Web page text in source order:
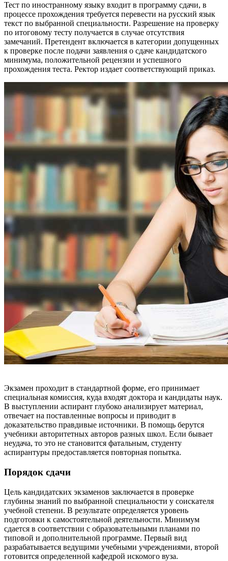
Тест по иностранному языку входит в программу сдачи, в
процессе прохождения требуется перевести на русский язык
текст по выбранной специальности. Разрешение на проверку
по итоговому тесту получается в случае отсутствия
замечаний. Претендент включается в категории допущенных
к проверке после подачи заявления о сдаче кандидатского
минимума, положительной рецензии и успешного
прохождения теста. Ректор издает соответствующий приказ.
Экзамен проходит в стандартной форме, его принимает
специальная комиссия, куда входят доктора и кандидаты наук.
В выступлении аспирант глубоко анализирует материал,
отвечает на поставленные вопросы и приводит в
доказательство правдивые источники. В помощь берутся
учебники авторитетных авторов разных школ. Если бывает
неудача, то это не становится фатальным, студенту
аспирантуры предоставляется повторная попытка.
Порядок сдачи
Цель кандидатских экзаменов заключается в проверке
глубины знаний по выбранной специальности у соискателя
учебной степени. В результате определяется уровень
подготовки к самостоятельной деятельности. Минимум
сдается в соответствии с образовательными планами по
типовой и дополнительной программе. Первый вид
разрабатывается ведущими учебными учреждениями, второй
готовится определенной кафедрой искомого вуза.